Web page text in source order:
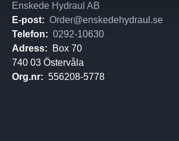
Enskede Hydraul AB
E-post: Order@enskedehydraul.se
Telefon: 0292-10630
Adress:
Box 70
740 03 Östervåla
Org.nr: 556208-5778